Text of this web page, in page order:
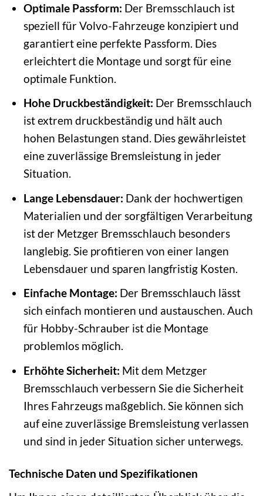
Optimale Passform: Der Bremsschlauch ist
speziell für Volvo-Fahrzeuge konzipiert und
garantiert eine perfekte Passform. Dies
erleichtert die Montage und sorgt für eine
optimale Funktion.
Hohe Druckbeständigkeit: Der Bremsschlauch
ist extrem druckbeständig und hält auch
hohen Belastungen stand. Dies gewährleistet
eine zuverlässige Bremsleistung in jeder
Situation.
Lange Lebensdauer: Dank der hochwertigen
Materialien und der sorgfältigen Verarbeitung
ist der Metzger Bremsschlauch besonders
langlebig. Sie profitieren von einer langen
Lebensdauer und sparen langfristig Kosten.
Einfache Montage: Der Bremsschlauch lässt
sich einfach montieren und austauschen. Auch
für Hobby-Schrauber ist die Montage
problemlos möglich.
Erhöhte Sicherheit: Mit dem Metzger
Bremsschlauch verbessern Sie die Sicherheit
Ihres Fahrzeugs maßgeblich. Sie können sich
auf eine zuverlässige Bremsleistung verlassen
und sind in jeder Situation sicher unterwegs.
Technische Daten und Spezifikationen